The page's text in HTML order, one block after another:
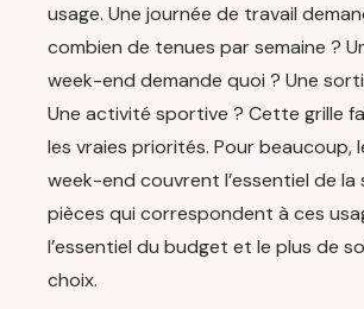
usage. Une journée de travail
combien de tenues par semaine ?
week-end demande quoi ? Une
Une activité sportive ? Cette grille
les vraies priorités. Pour beaucoup,
week-end couvrent l’essentiel de la
pièces qui correspondent à ces
l’essentiel du budget et le plus de
choix.